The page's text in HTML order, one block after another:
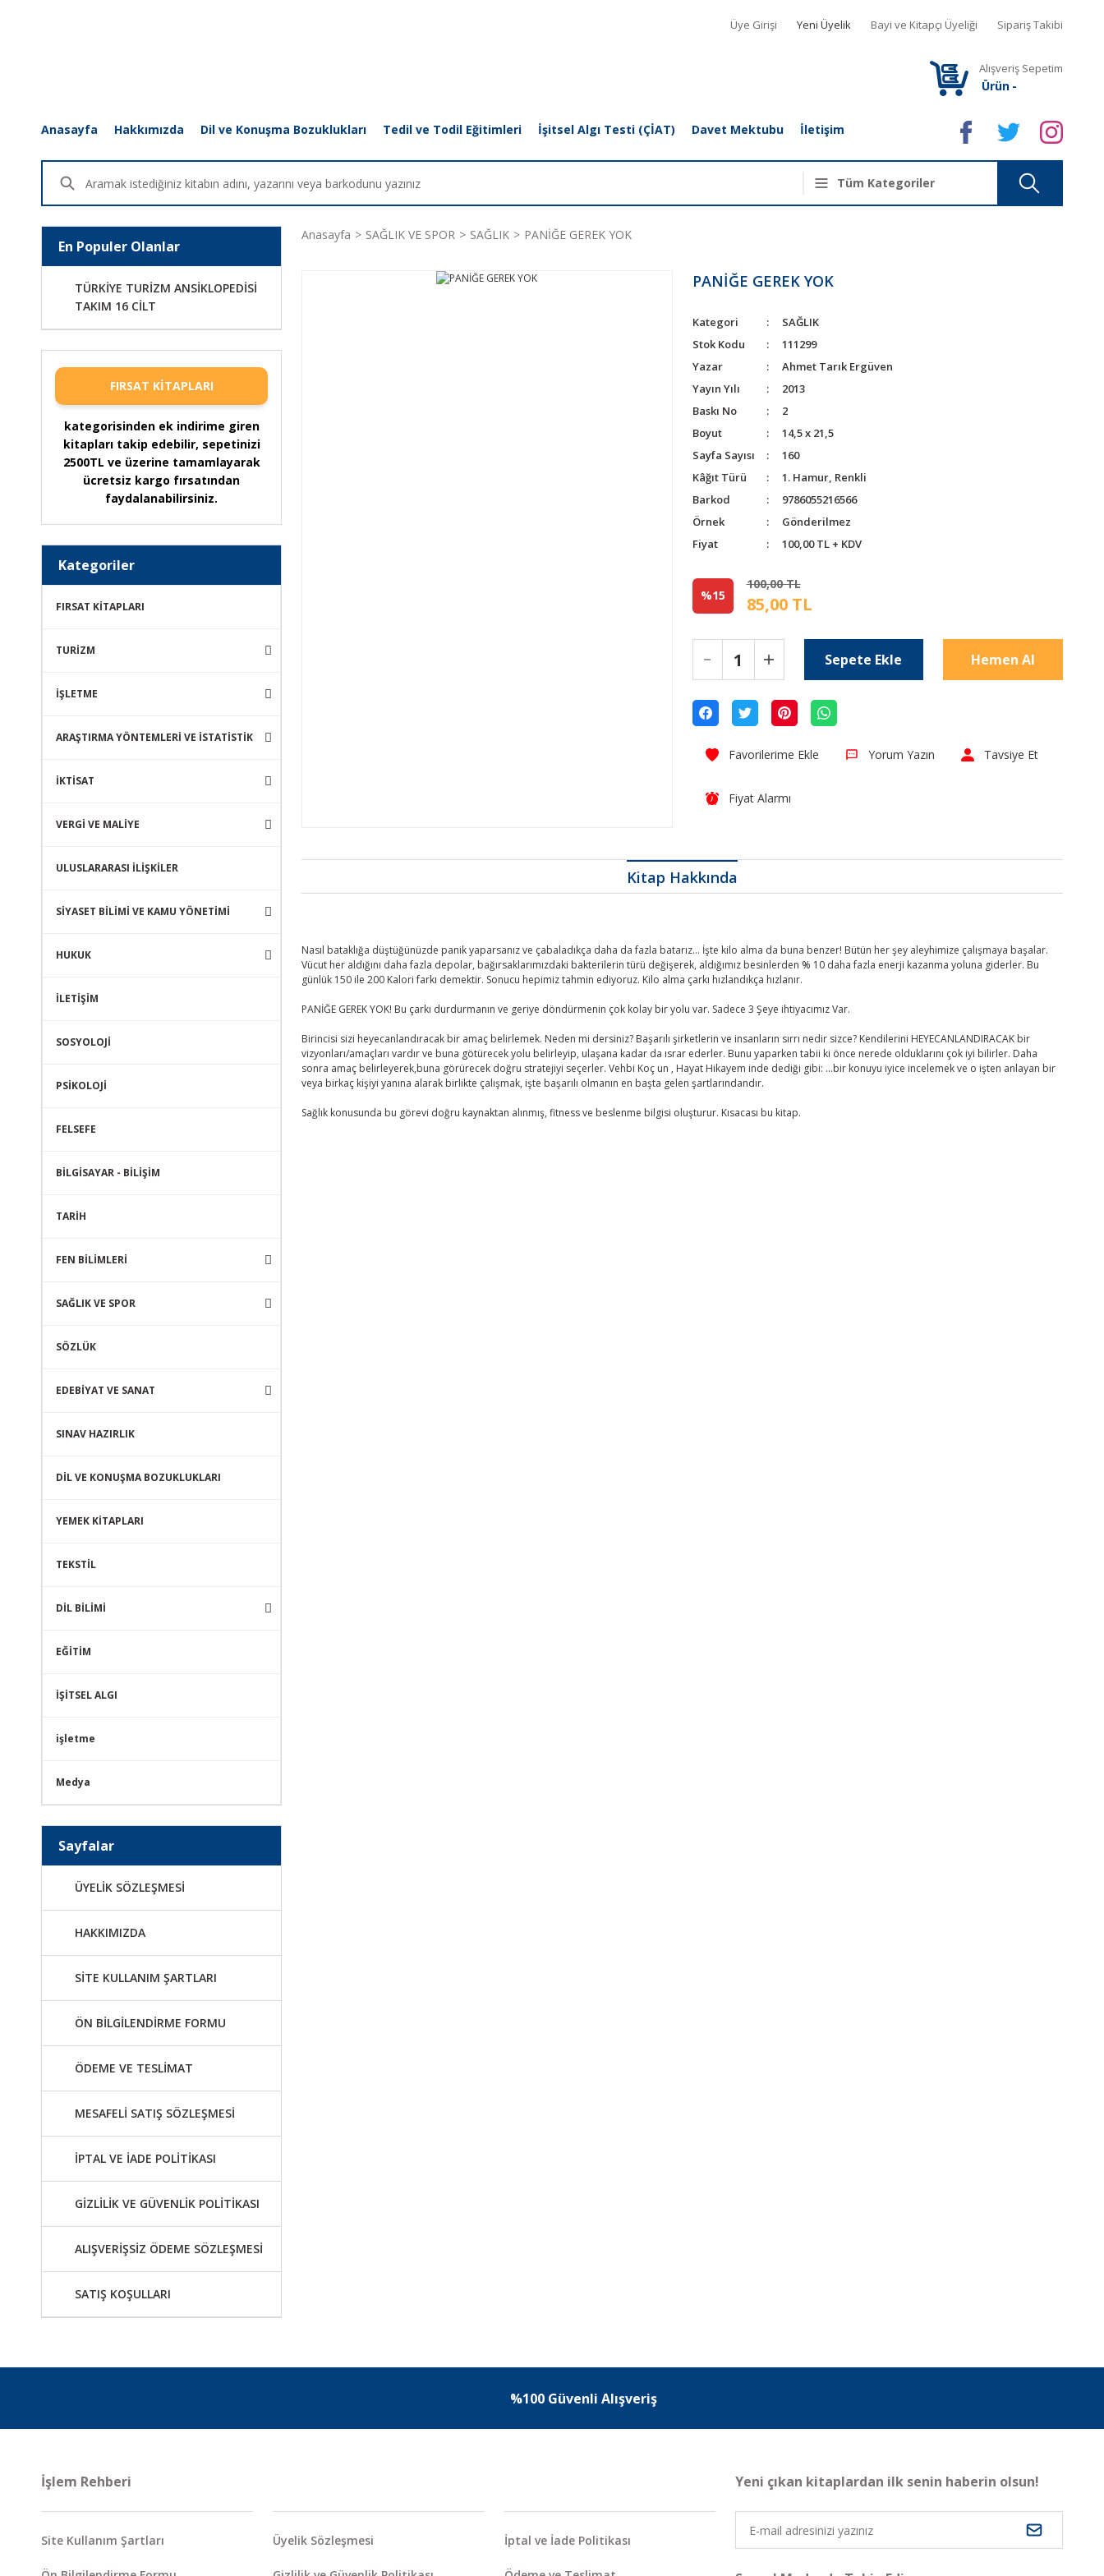
Üye Girişi Yeni Üyelik Bayi ve Kitapçı Üyeliği Sipariş Takibi
Alışveriş Sepetim
Ürün -
Anasayfa Hakkımızda Dil ve Konuşma Bozuklukları Tedil ve Todil Eğitimleri İşitsel Algı Testi (ÇİAT) Davet Mektubu İletişim
En Populer Olanlar
TÜRKİYE TURİZM ANSİKLOPEDİSİ
TAKIM 16 CİLT
FIRSAT KİTAPLARI
kategorisinden ek indirime giren
kitapları takip edebilir, sepetinizi
2500TL ve üzerine tamamlayarak
ücretsiz kargo fırsatından
faydalanabilirsiniz.
Kategoriler
FIRSAT KİTAPLARI
TURİZM
İŞLETME
ARAŞTIRMA YÖNTEMLERİ VE İSTATİSTİK
İKTİSAT
VERGİ VE MALİYE
ULUSLARARASI İLİŞKİLER
SİYASET BİLİMİ VE KAMU YÖNETİMİ
HUKUK
İLETİŞİM
SOSYOLOJİ
PSİKOLOJİ
FELSEFE
BİLGİSAYAR - BİLİŞİM
TARİH
FEN BİLİMLERİ
SAĞLIK VE SPOR
SÖZLÜK
EDEBİYAT VE SANAT
SINAV HAZIRLIK
DİL VE KONUŞMA BOZUKLUKLARI
YEMEK KİTAPLARI
TEKSTİL
DİL BİLİMİ
EĞİTİM
İŞİTSEL ALGI
işletme
Medya
Sayfalar
ÜYELİK SÖZLEŞMESİ
HAKKIMIZDA
SİTE KULLANIM ŞARTLARI
ÖN BİLGİLENDİRME FORMU
ÖDEME VE TESLİMAT
MESAFELİ SATIŞ SÖZLEŞMESİ
İPTAL VE İADE POLİTİKASI
GİZLİLİK VE GÜVENLİK POLİTİKASI
ALIŞVERİŞSİZ ÖDEME SÖZLEŞMESİ
SATIŞ KOŞULLARI
Anasayfa SAĞLIK VE SPOR SAĞLIK PANİĞE GEREK YOK
PANİĞE GEREK YOK
Kategori
SAĞLIK
Stok Kodu
111299
Yazar
Ahmet Tarık Ergüven
Yayın Yılı
2013
Baskı No
2
Boyut
14,5 x 21,5
Sayfa Sayısı
160
Kâğıt Türü
1. Hamur, Renkli
Barkod
9786055216566
Örnek
Gönderilmez
Fiyat
100,00 TL + KDV
%15
100,00 TL
85,00 TL
Sepete Ekle Hemen Al
Yorum Yazın Tavsiye Et
Fiyat Alarmı
Kitap Hakkında
Nasıl bataklığa düştüğünüzde panik yaparsanız ve çabaladıkça daha da fazla batarız... İşte kilo alma da buna benzer! Bütün her şey aleyhimize çalışmaya başalar.
Vücut her aldığını daha fazla depolar, bağırsaklarımızdaki bakterilerin türü değişerek, aldığımız besinlerden % 10 daha fazla enerji kazanma yoluna giderler. Bu
günlük 150 ile 200 Kalori farkı demektir. Sonucu hepimiz tahmin ediyoruz. Kilo alma çarkı hızlandıkça hızlanır.
PANİĞE GEREK YOK! Bu çarkı durdurmanın ve geriye döndürmenin çok kolay bir yolu var. Sadece 3 Şeye ihtiyacımız Var.
Birincisi sizi heyecanlandıracak bir amaç belirlemek. Neden mi dersiniz? Başarılı şirketlerin ve insanların sırrı nedir sizce? Kendilerini HEYECANLANDIRACAK bir
vizyonları/amaçları vardır ve buna götürecek yolu belirleyip, ulaşana kadar da ısrar ederler. Bunu yaparken tabii ki önce nerede olduklarını çok iyi bilirler. Daha
sonra amaç belirleyerek,buna görürecek doğru stratejiyi seçerler. Vehbi Koç un ‚ Hayat Hikayem inde dediği gibi: ...bir konuyu iyice incelemek ve o işten anlayan bir
veya birkaç kişiyi yanına alarak birlikte çalışmak, işte başarılı olmanın en başta gelen şartlarındandır.
Sağlık konusunda bu görevi doğru kaynaktan alınmış, fitness ve beslenme bilgisi oluşturur. Kısacası bu kitap.
%100 Güvenli Alışveriş
İşlem Rehberi
Site Kullanım Şartları Üyelik Sözleşmesi İptal ve İade Politikası
Yeni çıkan kitaplardan ilk senin haberin olsun!